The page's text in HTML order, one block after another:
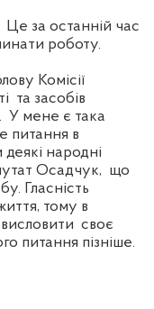
за останній час
роботу.
Комісії
та засобів
У мене є така
питання в
народні
Осадчук, що
Гласність
тому в
своє
питання пізніше.